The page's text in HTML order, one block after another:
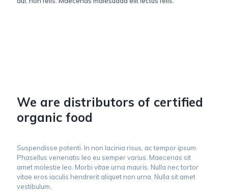
We are distributors of certified
organic food
Suspendisse potenti. In non lacinia risus, ac tempor ipsum.
Phasellus venenatis leo eu semper varius. Maecenas sit
amet molestie leo. Morbi vitae urna mauris. Nulla nec tortor
vitae eros iaculis hendrerit aliquet non urna. Nulla sit amet
vestibulum.